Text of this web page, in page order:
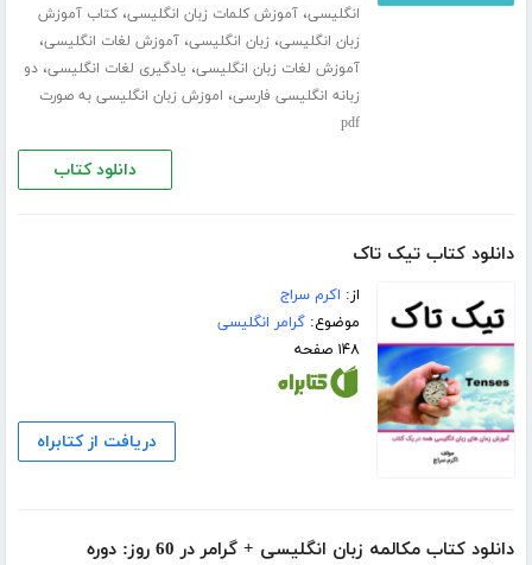
انگلیسی،آموزش کلمات زبان انگلیسی،کتاب آموزش
زبان انگلیسی، زبان انگلیسی،آموزش لغات انگلیسی،
آموزش لغات زبان انگلیسی، یادگیری لغات انگلیسی،دو
زبانه انگلیسی فارسی، اموزش زبان انگلیسی به صورت
pdf
دانلود کتاب
دانلود کتاب تیک تاک
از: اکرم سراج
موضوع:گرامر انگلیسی
۱۴۸ صفحه
دریافت از کتابراه
دانلود کتاب مکالمه زبان انگلیسی + گرامر در 60 روز: دوره